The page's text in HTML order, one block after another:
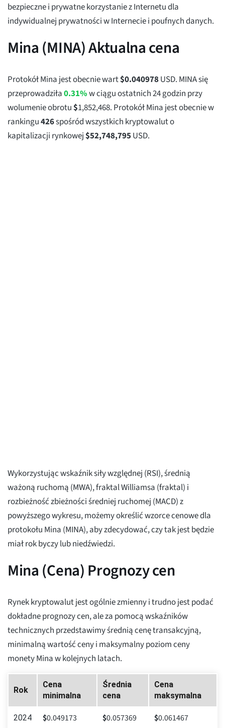
bezpieczne i prywatne korzystanie z Internetu dla
indywidualnej prywatności w Internecie i poufnych danych.
Mina (MINA) Aktualna cena
Protokół Mina jest obecnie wart$0.040978USD. MINA się
przeprowadziła0.31%w ciągu ostatnich 24 godzin przy
wolumenie obrotu$1,852,468. Protokół Mina jest obecnie w
rankingu426spośród wszystkich kryptowalut o
kapitalizacji rynkowej$52,748,795USD.
Wykorzystując wskaźnik siły względnej (RSI), średnią
ważoną ruchomą (MWA), fraktal Williamsa (fraktal) i
rozbieżność zbieżności średniej ruchomej (MACD) z
powyższego wykresu, możemy określić wzorce cenowe dla
protokołu Mina (MINA), aby zdecydować, czy tak jest będzie
miał rok byczy lub niedźwiedzi.
Mina (Cena) Prognozy cen
Rynek kryptowalut jest ogólnie zmienny i trudno jest podać
dokładne prognozy cen, ale za pomocą wskaźników
technicznych przedstawimy średnią cenę transakcyjną,
minimalną wartość ceny i maksymalny poziom ceny
monety Mina w kolejnych latach.
Rok
Cena
minimalna
Średnia
cena
Cena
maksymalna
2024 $0.049173 $0.057369 $0.061467